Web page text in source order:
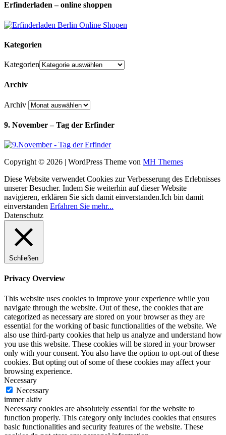
Erfinderladen – online shoppen
Kategorien
Kategorien
Archiv
Archiv
9. November – Tag der Erfinder
Copyright © 2026 | WordPress Theme von MH Themes
Diese Website verwendet Cookies zur Verbesserung des Erlebnisses
unserer Besucher. Indem Sie weiterhin auf dieser Website
navigieren, erklären Sie sich damit einverstanden.Ich bin damit
einverstanden Erfahren Sie mehr...
Datenschutz
Schließen
Privacy Overview
This website uses cookies to improve your experience while you
navigate through the website. Out of these, the cookies that are
categorized as necessary are stored on your browser as they are
essential for the working of basic functionalities of the website. We
also use third-party cookies that help us analyze and understand how
you use this website. These cookies will be stored in your browser
only with your consent. You also have the option to opt-out of these
cookies. But opting out of some of these cookies may affect your
browsing experience.
Necessary
Necessary
immer aktiv
Necessary cookies are absolutely essential for the website to
function properly. This category only includes cookies that ensures
basic functionalities and security features of the website. These